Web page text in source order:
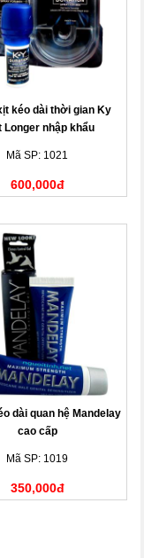
kéo dài thời gian Ky
Longer nhập khẩu
Mã SP: 1021
600,000đ
dài quan hệ Mandelay
cao cấp
Mã SP: 1019
350,000đ